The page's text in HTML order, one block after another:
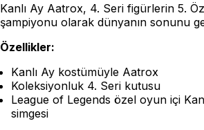
Kanlı Ay Aatrox, 4. Seri figürlerin 5.
şampiyonu olarak dünyanın sonunu
Özellikler:
Kanlı Ay kostümüyle Aatrox
Koleksiyonluk 4. Seri kutusu
League of Legends özel oyun içi
simgesi